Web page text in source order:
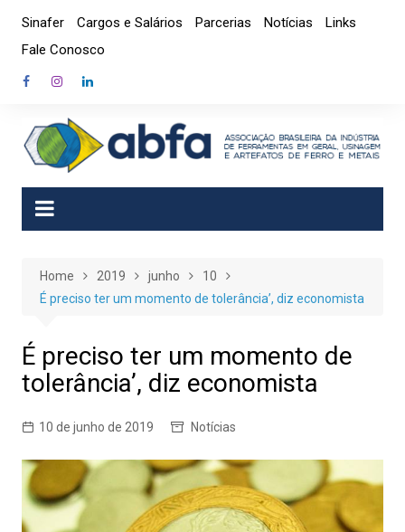
content
Sinafer Cargos e Salários Parcerias Notícias
Links
Fale Conosco
Home 2019 junho
10
É preciso ter um momento de tolerância’, diz economista
É preciso ter um momento de
tolerância’, diz economista
10 de junho de 2019 Notícias